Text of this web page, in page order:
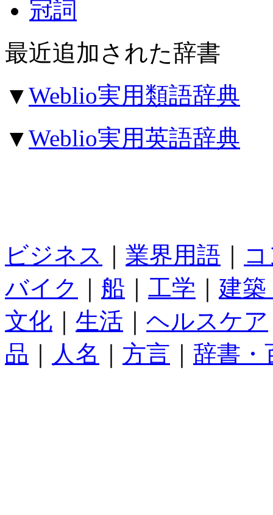
冠詞
最近追加された辞書
▼Weblio実用類語辞典
▼Weblio実用英語辞典
ビジネス 業界用語
バイク
船 工学
建築
文化
生活 ヘルスケア
品
人名 方言 辞書・